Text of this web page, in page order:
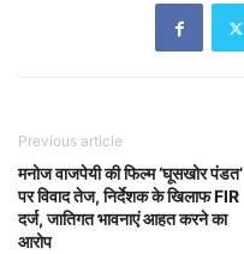
Previous article
मनोज वाजपेयी की फिल्म ‘घूसखोर पंडत’
पर विवाद तेज, निर्देशक के खिलाफ FIR
दर्ज, जातिगत भावनाएं आहत करने का
आरोप